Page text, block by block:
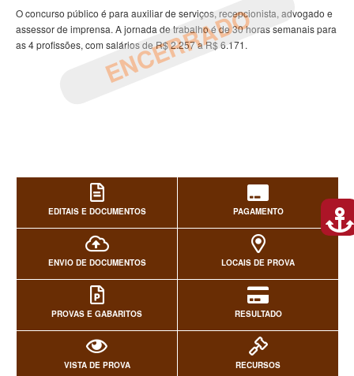
ENCERRADO
O concurso público é para auxiliar de serviços, recepcionista, advogado e
assessor de imprensa. A jornada de trabalho é de 30 horas semanais para
as 4 profissões, com salários de R$ 2.257 a R$ 6.171.
EDITAIS E DOCUMENTOS PAGAMENTO
ENVIO DE DOCUMENTOS LOCAIS DE PROVA
PROVAS E GABARITOS RESULTADO
VISTA DE PROVA RECURSOS